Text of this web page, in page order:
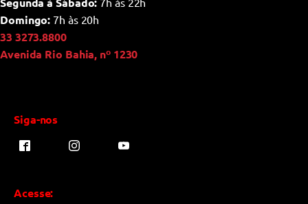
Domingo: 7h às 20h
33 3273.8800
Avenida Rio Bahia, nº 1230
Siga-nos
Acesse: